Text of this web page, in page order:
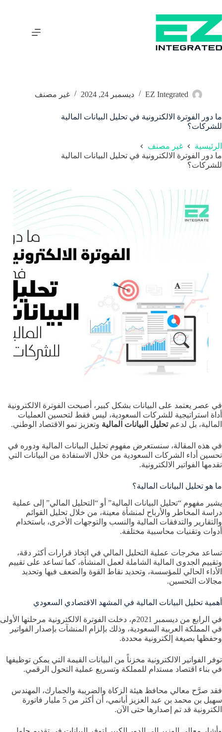
EZ Integrated ديسمبر 24, 2024 غير مصنف
ما دور الفوترة الالكترونية في تحليل البيانات المالية
للشركات؟
الرئيسية
غير مصنف
ما دور الفوترة الالكترونية في تحليل البيانات المالية
للشركات؟
في عصر يعتمد على البيانات بشكل كبير، أصبحت الفوترة الالكترونية
أداة استراتيجية للشركات السعودية، ليس فقط لتحسين العمليات
المالية، بل لدعمتحليل البيانات المالية وتعزيز نمو الاقتصاد الوطني.
في هذه المقالة، سنستعرض مفهوم تحليل البيانات المالية ودوره في
تحسين أداء الشركات السعودية من خلال الاستفادة من البيانات التي
تقدمها الفواتير الالكترونية.
ما هو تحليل البيانات المالية؟
يشير مفهوم “تحليل البيانات المالية” أو “التحليل المالي” إلى عملية
دراسة المخاطر والأرباح لمنشأة معينة، من خلال تحليل القوائم
والتقارير والتدفقات المالية والنسب والتوجهات الأخرى، باستخدام
أدوات وتقنيات محاسبية مختلفة.
تساعد مخرجات عملية التحليل المالي في اتخاذ قرارات أكثر دقة،
وتقييم الجدوى المالية الشاملة لعمل المنشأة، كما تساعد على تقييم
الأداء الحالي للمؤسسة، وتحديد نقاط القوة والضعف فيها وتحديد
مجالات التحسين.
أهمية تحليل البيانات المالية في المشهد الاقتصادي السعودي
في الرابع من ديسمبر 2021م، دخلت الفوترة الالكترونية مرحلتها الأولى
في المملكة العربية السعودية، وذلك بإلزام المنشآت بإصدار الفواتير
وحفظها بصيغة إلكترونية محددة.
توفر الفواتير الالكترونية مخزناً من البيانات القيمة التي يمكن توظيفها
في بناء اقتصاد مستدام للمملكة وتسريع عملية التحول الرقمي.
فقد صرَّح معالي محافظ هيئة الزكاة والضريبة والجمارك، المهندس
سهيل بن محمد بن عبد العزيز أبانمي، أن أكثر من 5 مليار فاتورة
الكترونية قد تم إصدارها حتى الآن.